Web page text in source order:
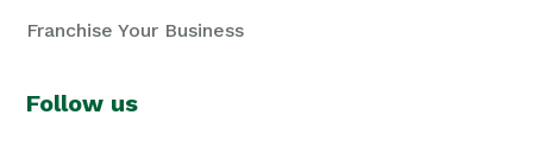
Franchise Your Business
Follow us